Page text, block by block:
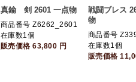
真鍮 剣 2601 一点物
商品番号 Z6262_2601
在庫数1個
販売価格63,800 円
戦闘ブレス
物
商品番号
在庫数1個
販売価格